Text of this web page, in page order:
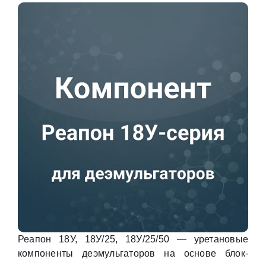
Реапон 18У, 18У/25, 18У/25/50 — уретановые
компоненты деэмульгаторов на основе блок-